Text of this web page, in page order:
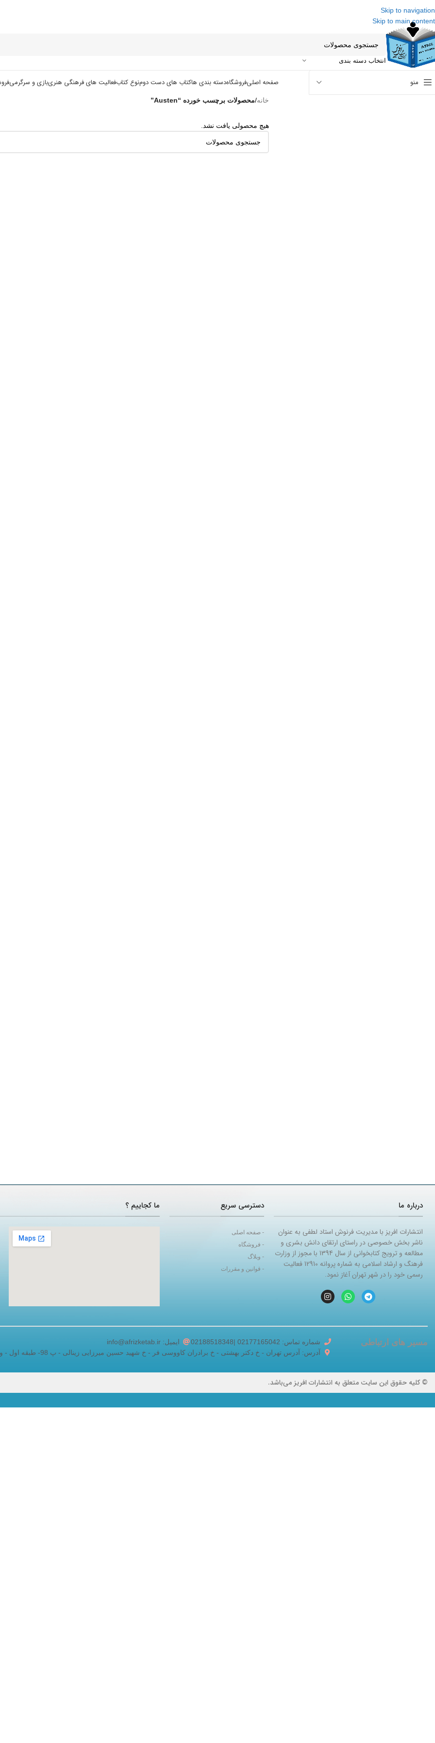
Skip to navigation
Skip to main content
انتخاب دسته بندی
منو صفحه اصلیفروشگاهدسته بندی هاکتاب های دست دومنوع کتابفعالیت های فرهنگی هنریبازی و سرگرمی
خانه/محصولات برچسب خورده “Austen”
هیچ محصولی یافت نشد.
درباره ما
انتشارات افریز با مدیریت فرنوش استاد لطفی به عنوان
ناشر بخش خصوصی در راستای ارتقای دانش بشری و
مطالعه و ترویج کتابخوانی از سال 1394 با مجوز از وزارت
فرهنگ و ارشاد اسلامی به شماره پروانه 12910 فعالیت
رسمی خود را در شهر تهران آغاز نمود.
دسترسی سریع
- صفحه اصلی
- فروشگاه
- وبلاگ
- قوانین و مقررات
ما کجاییم ؟
مسیر های ارتباطی شماره تماس: 02177165042 |02188518348
ایمیل: info@afrizketab.ir
آدرس: آدرس تهران - خ دکتر بهشتی - خ برادران کاووسی فر - خ شهید حسین میرزایی زینالی - پ 98- طبقه اول - واحد 5
© کلیه حقوق این سایت متعلق به انتشارات افریز می‌باشد.